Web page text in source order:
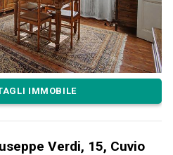
IMMOBILE
Verdi, 15, Cuvio